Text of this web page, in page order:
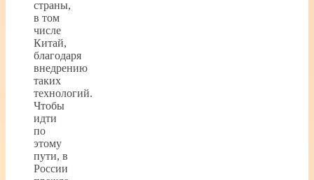
страны,
в том
числе
Китай,
благодаря
внедрению
таких
технологий.
Чтобы
идти
по
этому
пути, в
России